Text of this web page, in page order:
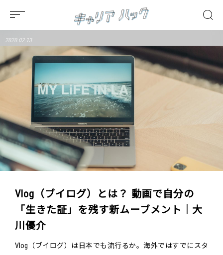
2020.02.13
Vlog（ブイログ）とは？ 動画で自分の
「生きた証」を残す新ムーブメント｜大
川優介
Vlog（ブイログ）は日本でも流行るか。海外ではすでにスタ